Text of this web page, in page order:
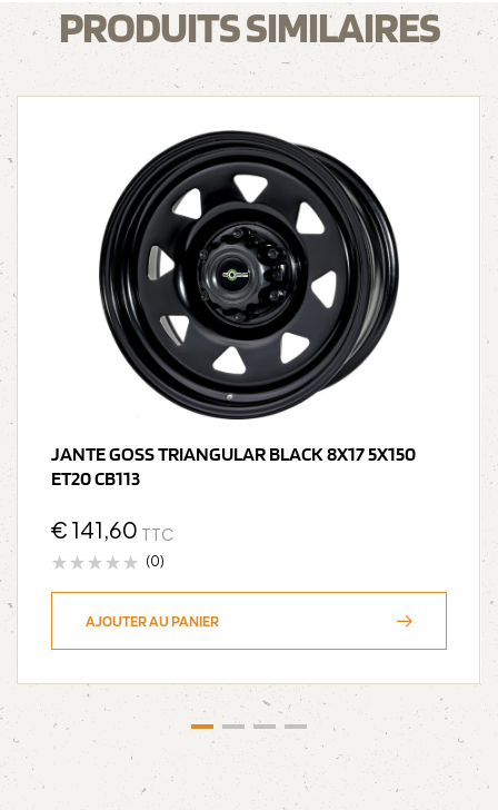
PRODUITS SIMILAIRES
JANTE GOSS TRIANGULAR BLACK 8X17 5X150
ET20 CB113
€ 141,60 TTC
(0)
AJOUTER AU PANIER